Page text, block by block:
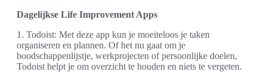
Dagelijkse Life Improvement Apps
1. Todoist: Met deze app kun je moeiteloos je taken
organiseren en plannen. Of het nu gaat om je
boodschappenlijstje, werkprojecten of persoonlijke doelen,
Todoist helpt je om overzicht te houden en niets te vergeten.